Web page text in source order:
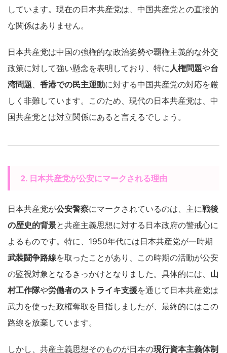
しています。現在の日本共産党は、中国共産党との直接的
な関係はありません。
日本共産党は中国の強権的な政治姿勢や覇権主義的な外交
政策に対して強い懸念を表明しており、特に人権問題や台
湾問題、 香港での民主運動に対する中国共産党の対応を厳
しく非難しています。このため、現代の日本共産党は、中
国共産党とは対立関係にあると言えるでしょう。
2. 日本共産党が公安にマークされる理由
日本共産党が公安警察にマークされているのは、主に戦後
の歴史的背景と共産主義思想に対する日本政府の警戒心に
よるものです。特に、1950年代には日本共産党が一時期
武装闘争路線を取ったことがあり、この時期の活動が公安
の監視対象となるきっかけとなりました。具体的には、 山
村工作隊や労働者のストライキ支援を通じて日本共産党は
武力を使った政権奪取を目指しましたが、最終的にはこの
路線を放棄しています。
しかし、共産主義思想そのものが日本の現行資本主義体制